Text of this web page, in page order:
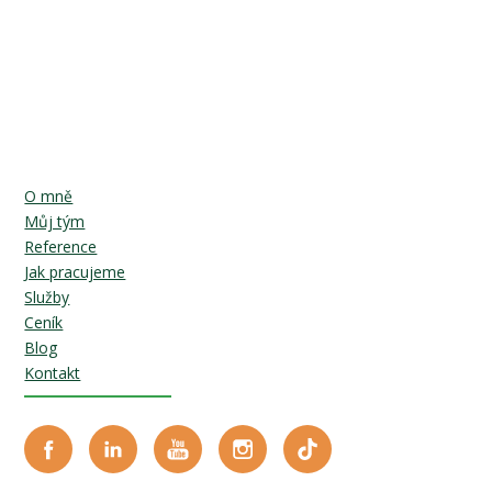
O mně
Můj tým
Reference
Jak pracujeme
Služby
Ceník
Blog
Kontakt